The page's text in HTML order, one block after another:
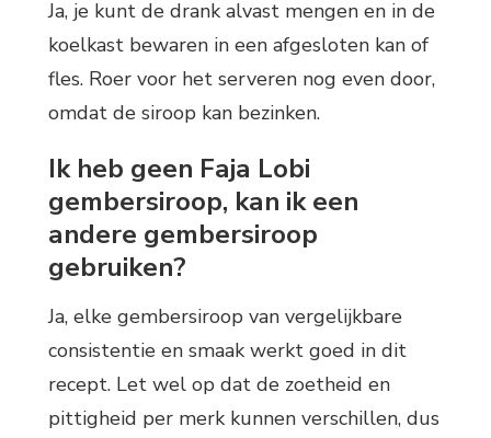
Ja, je kunt de drank alvast mengen en in de
koelkast bewaren in een afgesloten kan of
fles. Roer voor het serveren nog even door,
omdat de siroop kan bezinken.
Ik heb geen Faja Lobi
gembersiroop, kan ik een
andere gembersiroop
gebruiken?
Ja, elke gembersiroop van vergelijkbare
consistentie en smaak werkt goed in dit
recept. Let wel op dat de zoetheid en
pittigheid per merk kunnen verschillen, dus